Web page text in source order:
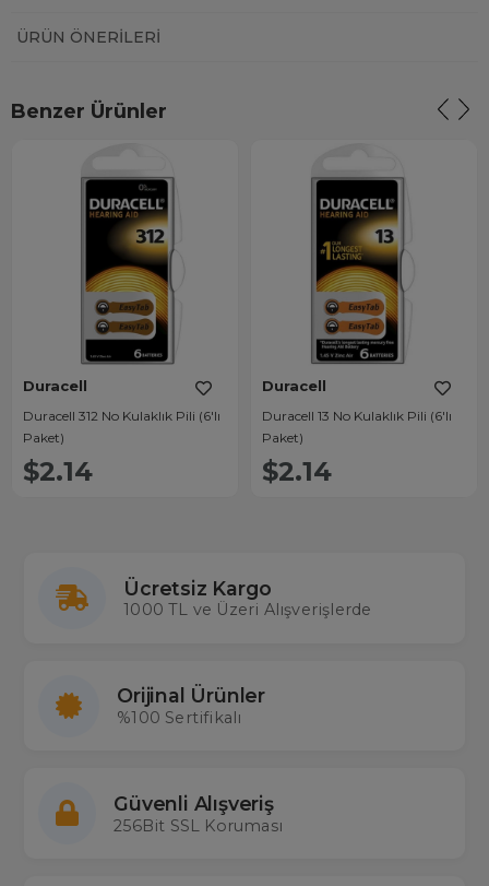
ÜRÜN ÖNERILERI
Benzer Ürünler
Duracell
Duracell 312 No Kulaklık Pili (6'lı
Paket)
$2.14
Duracell
Duracell 13 No Kulaklık Pili (6'lı
Paket)
$2.14
Ücretsiz Kargo
1000 TL ve Üzeri Alışverişlerde
Orijinal Ürünler
%100 Sertifikalı
Güvenli Alışveriş
256Bit SSL Koruması